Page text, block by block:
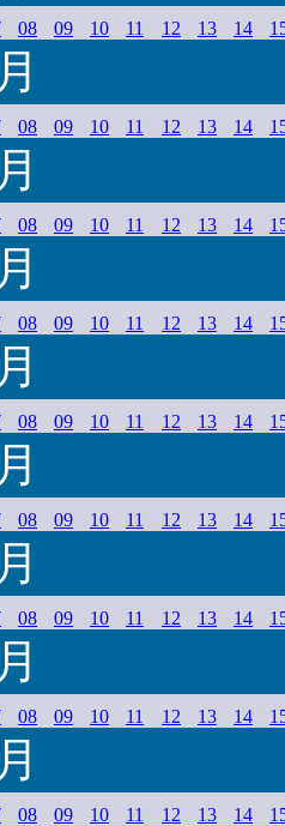
08 09 10 11 12 13 14
08 09 10 11 12 13 14
08 09 10 11 12 13 14
08 09 10 11 12 13 14
08 09 10 11 12 13 14
08 09 10 11 12 13 14
08 09 10 11 12 13 14
08 09 10 11 12 13 14
08 09 10 11 12 13 14